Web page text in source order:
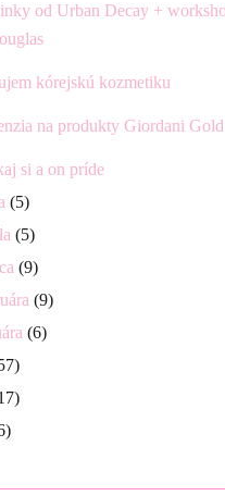
od Urban Decay +
kórejskú kozmetiku
na produkty Giordani Gold
si a on príde
(5)
(5)
(9)
(9)
(6)